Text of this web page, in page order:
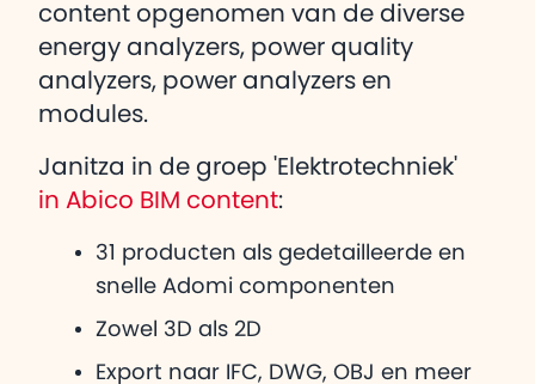
content opgenomen van de diverse
energy analyzers, power quality
analyzers, power analyzers en
modules.
Janitza in de groep 'Elektrotechniek'
in Abico BIM content:
31 producten als gedetailleerde en
snelle Adomi componenten
Zowel 3D als 2D
Export naar IFC, DWG, OBJ en meer